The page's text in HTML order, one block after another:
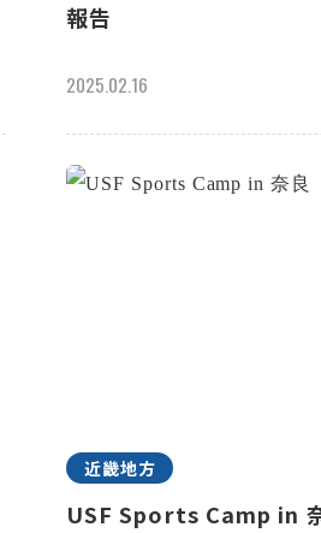
報告
2025.02.16
近畿地方
USF Sports Camp in